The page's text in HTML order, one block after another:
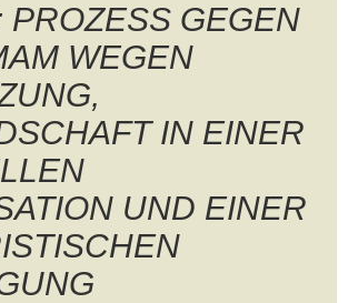
PROZESS GEGEN
WEGEN
IN EINER
UND EINER